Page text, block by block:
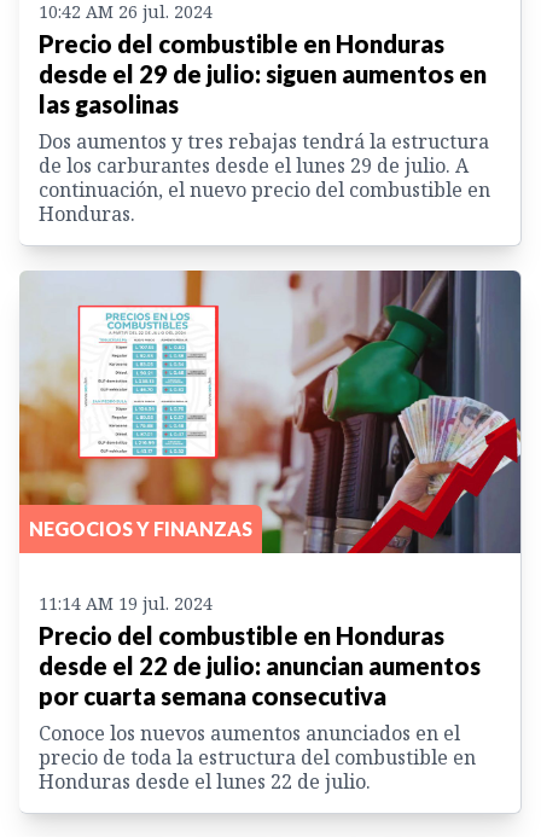
10:42 AM 26 jul. 2024
Precio del combustible en Honduras
desde el 29 de julio: siguen aumentos en
las gasolinas
Dos aumentos y tres rebajas tendrá la estructura
de los carburantes desde el lunes 29 de julio. A
continuación, el nuevo precio del combustible en
Honduras.
NEGOCIOS Y FINANZAS
11:14 AM 19 jul. 2024
Precio del combustible en Honduras
desde el 22 de julio: anuncian aumentos
por cuarta semana consecutiva
Conoce los nuevos aumentos anunciados en el
precio de toda la estructura del combustible en
Honduras desde el lunes 22 de julio.